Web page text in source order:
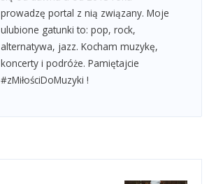
prowadzę portal z nią związany. Moje
ulubione gatunki to: pop, rock,
alternatywa, jazz. Kocham muzykę,
koncerty i podróże. Pamiętajcie
#zMiłościDoMuzyki !